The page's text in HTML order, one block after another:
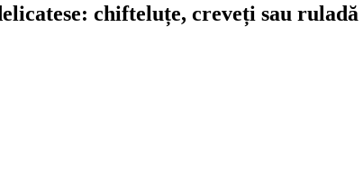
chifteluțe, creveți sau